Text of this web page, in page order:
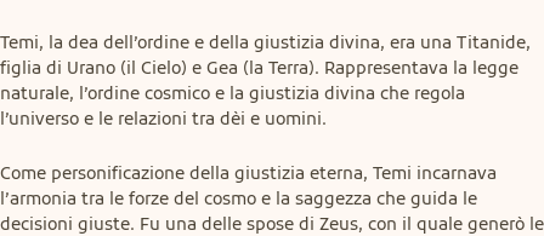
Temi, la dea dell’ordine e della giustizia divina, era una Titanide,
figlia di Urano (il Cielo) e Gea (la Terra). Rappresentava la legge
naturale, l’ordine cosmico e la giustizia divina che regola
l’universo e le relazioni tra dèi e uomini.
Come personificazione della giustizia eterna, Temi incarnava
l’armonia tra le forze del cosmo e la saggezza che guida le
decisioni giuste. Fu una delle spose di Zeus, con il quale generò le